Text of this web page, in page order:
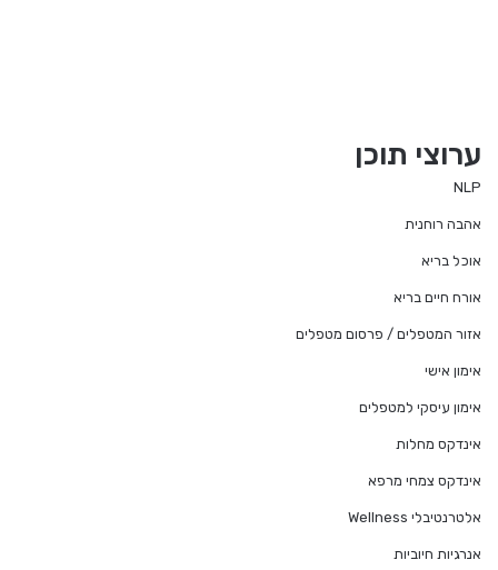
ערוצי תוכן
NLP
אהבה רוחנית
אוכל בריא
אורח חיים בריא
אזור המטפלים / פרסום מטפלים
אימון אישי
אימון עיסקי למטפלים
אינדקס מחלות
אינדקס צמחי מרפא
אלטרנטיבלי Wellness
אנרגיות חיוביות